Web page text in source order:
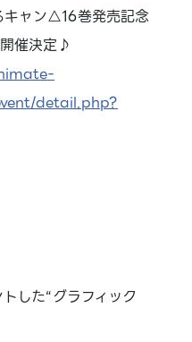
キャン△16巻発売記念
催決定♪
detail.php?
した“グラフィック